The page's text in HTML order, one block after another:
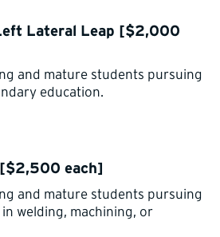
Lateral Leap [$2,000
and mature students pursuing
education.
each]
and mature students pursuing
welding, machining, or